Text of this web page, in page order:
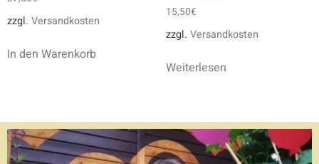
zzgl. Versandkosten
In den Warenkorb
15,50€
zzgl. Versandkosten
Weiterlesen